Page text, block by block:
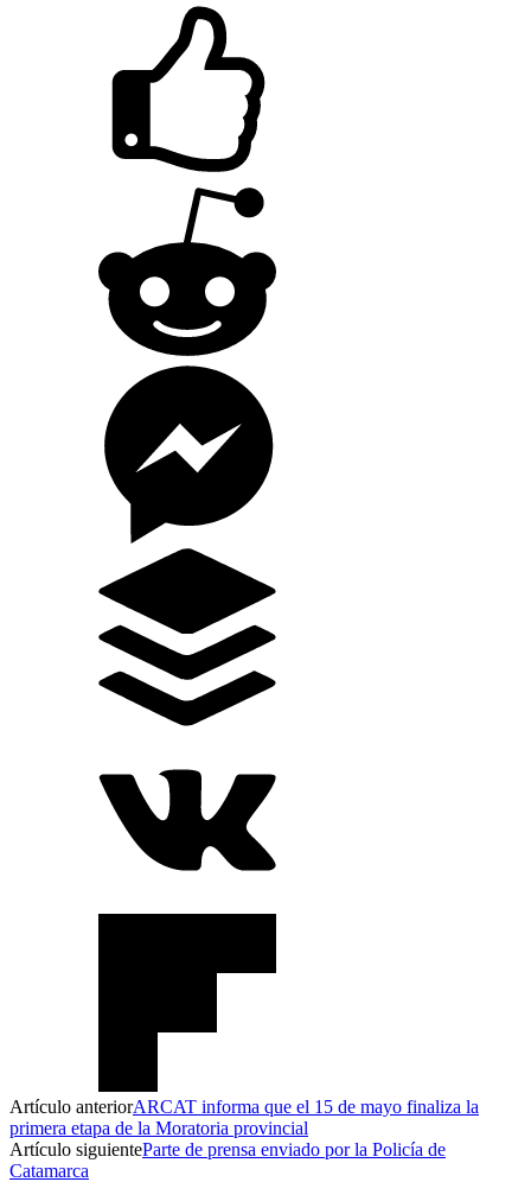
Artículo anteriorARCAT informa que el 15 de mayo finaliza la
primera etapa de la Moratoria provincial
Artículo siguienteParte de prensa enviado por la Policía de
Catamarca